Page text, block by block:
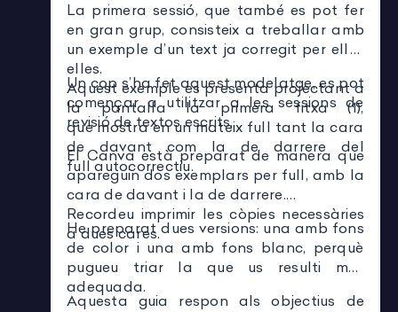
La primera sessió, que també es pot fer
en gran grup, consisteix a treballar amb
un exemple d’un text ja corregit per ells i
elles.
Aquest exemple es presenta projectant a
la pantalla la primera fitxa (1),
que mostra en un mateix full tant la cara
de davant com la de darrere del
full autocorrectiu.
Un cop s’ha fet aquest modelatge, es pot
començar a utilitzar a les sessions de
revisió de textos escrits.
El Canva està preparat de manera que
apareguin dos exemplars per full, amb la
cara de davant i la de darrere.
Recordeu imprimir les còpies necessàries
a dues cares.
He preparat dues versions: una amb fons
de color i una amb fons blanc, perquè
pugueu triar la que us resulti més
adequada.
Aquesta guia respon als objectius de